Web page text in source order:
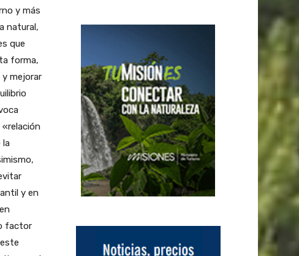
y más
natural,
que
forma,
mejorar
la
y en
factor